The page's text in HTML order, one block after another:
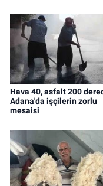
Hava 40, asfalt 200
Adana'da işçilerin zorlu
mesaisi